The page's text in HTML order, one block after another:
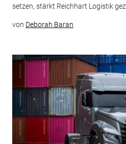
setzen, stärkt Reichhart Logistik
von Deborah Baran